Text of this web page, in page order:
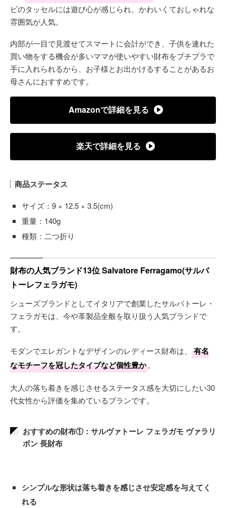
ビのタッセルには遊び心が感じられ、かわいくておしゃれな
雰囲気が人気。
内部が一目で見渡せてスマートに会計ができ、子供を連れた
買い物をする機会が多いママが使いやすい財布をプチプラで
手に入れられるから、お子様とお出かけるすることがあるお
母さんにおすすめです。
Amazonで詳細を見る
楽天で詳細を見る
商品ステータス
サイズ：9 × 12.5 × 3.5(cm)
重量：140g
種類：二つ折り
財布の人気ブランド13位 Salvatore Ferragamo(サルバ
トーレフェラガモ)
シューズブランドとしてイタリアで創業したサルバトーレ・
フェラガモは、今や革製品全般を取り扱う人気ブランドで
す。
モダンでエレガントなデザインのレディース財布は、
有名
なモチーフを冠したタイプなど個性豊か。
大人の落ち着きを感じさせるステータス感を大切にしたい30
代女性から評価を集めているブランです。
おすすめの財布①：サルヴァトーレ フェラガモ ヴァラリ
ボン 長財布
シンプルな形状は落ち着きを感じさせ安定感を与えてく
れる